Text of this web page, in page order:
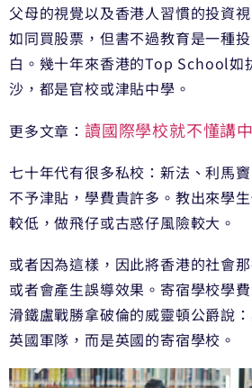
父母的視覺以及香港人習慣的投資
如同買股票，但書不過教育是一種
白。幾十年來香港的Top School如
沙，都是官校或津貼中學。
更多文章： 讀國際學校就不懂講
七十年代有很多私校：新法、利馬
不予津貼，學費貴許多。教出來學
較低，做飛仔或古惑仔風險較大。
或者因為這樣，因此將香港的社會
或者會產生誤導效果。寄宿學校學
滑鐵盧戰勝拿破倫的威靈頓公爵說
英國軍隊，而是英國的寄宿學校。